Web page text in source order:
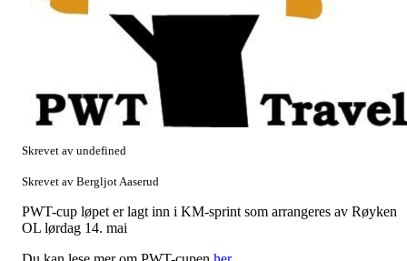
Skrevet av undefined
Skrevet av Bergljot Aaserud
PWT-cup løpet er lagt inn i KM-sprint som arrangeres av Røyken
OL lørdag 14. mai